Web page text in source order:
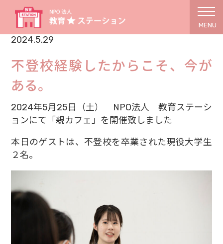
MENU
2024.5.29
不登校経験したからこそ、今が
ある。
2024年5月25日（土） NPO法人 教育ステーシ
ョンにて「親カフェ」を開催致しました
本日のゲストは、不登校を卒業された現役大学生
２名。